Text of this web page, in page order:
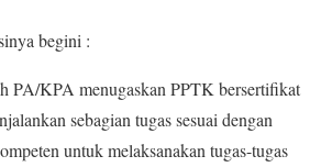
begini :
PA/KPA menugaskan PPTK bersertifikat
sebagian tugas sesuai dengan
untuk melaksanakan tugas-tugas